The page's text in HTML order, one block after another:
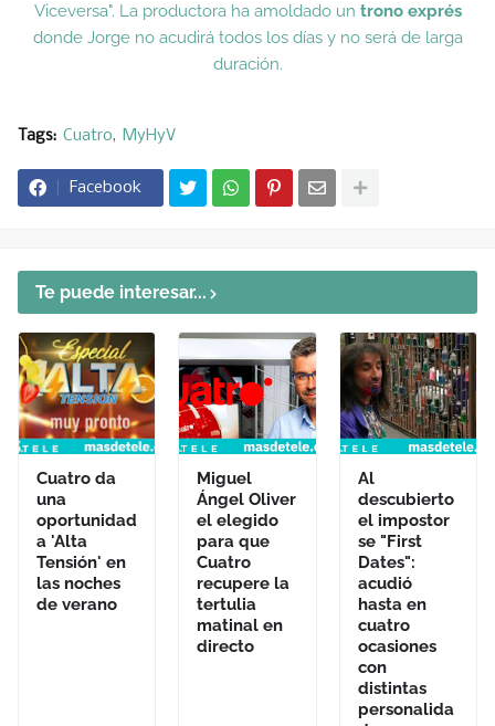
Viceversa". La productora ha amoldado un trono exprés
donde Jorge no acudirá todos los días y no será de larga
duración.
Tags: Cuatro MyHyV
Facebook
Te puede interesar...
Cuatro da
una
oportunidad
a 'Alta
Tensión' en
las noches
de verano
Miguel
Ángel Oliver
el elegido
para que
Cuatro
recupere la
tertulia
matinal en
directo
Al
descubierto
el impostor
se "First
Dates":
acudió
hasta en
cuatro
ocasiones
con
distintas
personalida